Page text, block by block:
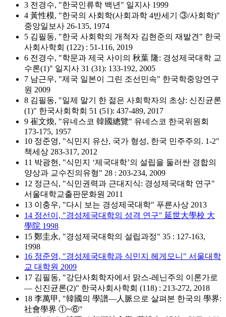
3 전경수, "한국인류학 백년" 일지사 1999
4 黃性模, "한국의 사회학(사회과학 4반세기 ③/사회학)"
중앙일보사 26-135, 1974
5 김필동, "한국 사회학의 개척자 김현준의 재발견" 한국
사회사학회 (122) : 51-116, 2019
6 전경수, "학문과 제국 사이의 秋葉 隆: 경성제국대학 교
수론(1)" 일지사 31 (31): 133-192, 2005
7 남근우, "제국 일본이 그린 조선민속" 한국학중앙연구
원 2009
8 김필동, "일제 말기 한 젊은 사회학자의 초상: 신진균론
(1)" 한국사회학회 51 (51): 437-489, 2017
9 崔文煥, "유네스코 韓國總覽" 유네스코 한국위원회
173-175, 1957
10 정준영, "식민지 유산, 국가 형성, 한국 민주주의. 1-2"
책세상 283-317, 2012
11 박광현, "식민지 ‘제국대학’의 설립을 둘러싼 경합의
양상과 교수진의유형" 28 : 203-234, 2009
12 정근식, "식민권력과 근대지식: 경성제국대학 연구"
서울대학교출판문화원 2011
13 이충우, "다시 보는 경성제국대학" 푸른사상 2013
14 정선이, "경성제국대학의 성격 연구" 延世大學校 大
學院 1998
15 鄭圭永, "경성제국대학의 설립과정" 35 : 127-163,
1998
16 정준영, "경성제국대학과 식민지 헤게모니" 서울대학
교 대학원 2009
17 김필동, "강단사회학자에서 맑스-레닌주의 이론가로
— 신진균론(2)" 한국사회사학회 (118) : 213-272, 2018
18 李萬甲, "韓國의 學譜―人脈으로 살펴본 한국의 學界:
社會學界 ①~⑥"